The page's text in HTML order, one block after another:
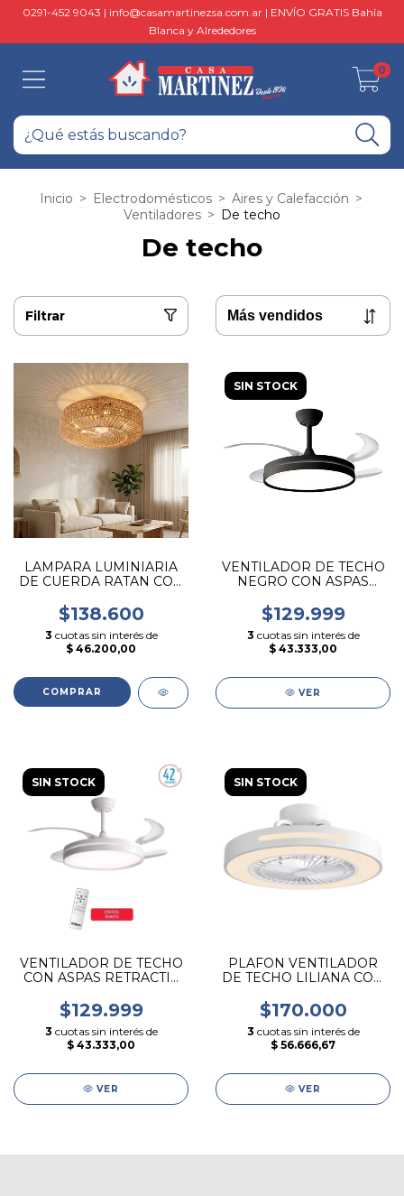
0291-452 9043 | info@casamartinezsa.com.ar| ENVÍO GRATIS Bahía
Blanca y Alrededores
0
Inicio > Electrodomésticos > Aires y Calefacción >
Ventiladores > De techo
De techo
Filtrar
LAMPARA LUMINIARIA
DE CUERDA RATAN CON
$138.600
3 cuotas sin interés de
$ 46.200,00
SIN STOCK
VENTILADOR DE TECHO
NEGRO CON ASPAS
REMOTO
$129.999
3 cuotas sin interés de
$ 43.333,00
VER
SIN STOCK
VENTILADOR DE TECHO
CON ASPAS RETRACTIL
$129.999
3 cuotas sin interés de
$ 43.333,00
VER
SIN STOCK
PLAFON VENTILADOR
DE TECHO LILIANA CON
$170.000
3 cuotas sin interés de
$ 56.666,67
VER